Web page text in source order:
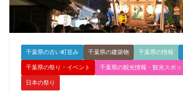
千葉県の古い町並み 千葉県の建築物 千葉県の情報
千葉県の祭り・イベント 千葉県の観光情報・観光スポッ
日本の祭り